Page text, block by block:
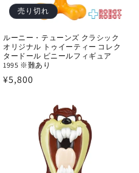
売り切れ
ルーニー・テューンズ クラシック
オリジナル トゥイーティー コレク
タードール ビニールフィギュア
1995 ※難あり
通
¥5,800